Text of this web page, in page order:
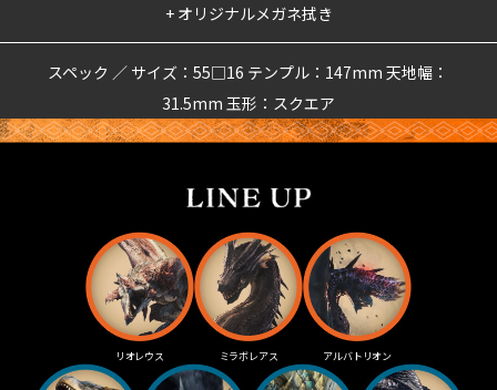
+ オリジナルメガネ拭き
スペック ／ サイズ：55□16 テンプル：147mm 天地幅：
31.5mm 玉形：スクエア
リオレウス ミラボレアス アルバトリオン